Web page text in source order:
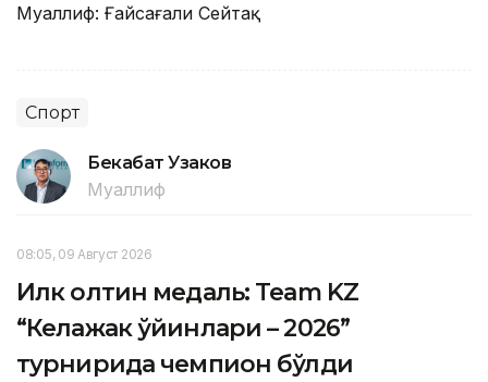
Муаллиф: Ғайсағали Сейтақ
Спорт
Бекабат Узаков
Муаллиф
08:05, 09 Август 2026
Илк олтин медаль: Team KZ
“Келажак ўйинлари – 2026”
турнирида чемпион бўлди